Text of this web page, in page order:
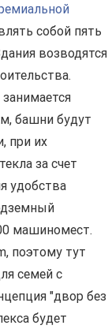
собой пять
возводятся
башни будут
при их
за счет
удобства
машиномест.
поэтому тут
семей с
"двор без
будет